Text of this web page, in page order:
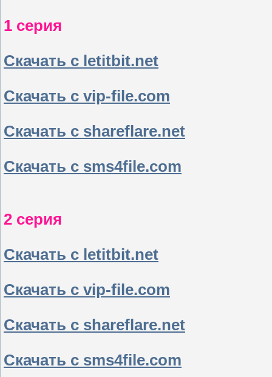
1 серия
Скачать с letitbit.net
Скачать с vip-file.com
Скачать с shareflare.net
Скачать с sms4file.com
2 серия
Скачать с letitbit.net
Скачать с vip-file.com
Скачать с shareflare.net
Скачать с sms4file.com